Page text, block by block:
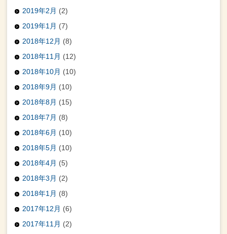
2019年2月 (2)
2019年1月 (7)
2018年12月 (8)
2018年11月 (12)
2018年10月 (10)
2018年9月 (10)
2018年8月 (15)
2018年7月 (8)
2018年6月 (10)
2018年5月 (10)
2018年4月 (5)
2018年3月 (2)
2018年1月 (8)
2017年12月 (6)
2017年11月 (2)